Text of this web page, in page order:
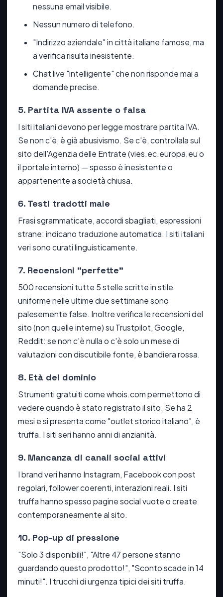
nessuna email visibile.
Nessun numero di telefono.
"Indirizzo aziendale" in città italiane famose, ma
a verifica risulta inesistente.
Chat live "intelligente" che non risponde mai a
domande precise.
5. Partita IVA assente o falsa
I siti italiani devono per legge mostrare partita IVA.
Se non c'è, è già abusivismo. Se c'è, controllala sul
sito dell'Agenzia delle Entrate (vies.ec.europa.eu o
il portale interno) — spesso è inesistente o
appartenente a società chiusa.
6. Testi tradotti male
Frasi sgrammaticate, accordi sbagliati, espressioni
strane: indicano traduzione automatica. I siti italiani
veri sono curati linguisticamente.
7. Recensioni "perfette"
500 recensioni tutte 5 stelle scritte in stile
uniforme nelle ultime due settimane sono
palesemente false. Inoltre verifica le recensioni del
sito (non quelle interne) su Trustpilot, Google,
Reddit: se non c'è nulla o c'è solo un mese di
valutazioni con discutibile fonte, è bandiera rossa.
8. Età del dominio
Strumenti gratuiti come whois.com permettono di
vedere quando è stato registrato il sito. Se ha 2
mesi e si presenta come "outlet storico italiano", è
truffa. I siti seri hanno anni di anzianità.
9. Mancanza di canali social attivi
I brand veri hanno Instagram, Facebook con post
regolari, follower coerenti, interazioni reali. I siti
truffa hanno spesso pagine social vuote o create
contemporaneamente al sito.
10. Pop-up di pressione
"Solo 3 disponibili!", "Altre 47 persone stanno
guardando questo prodotto!", "Sconto scade in 14
minuti!". I trucchi di urgenza tipici dei siti truffa.